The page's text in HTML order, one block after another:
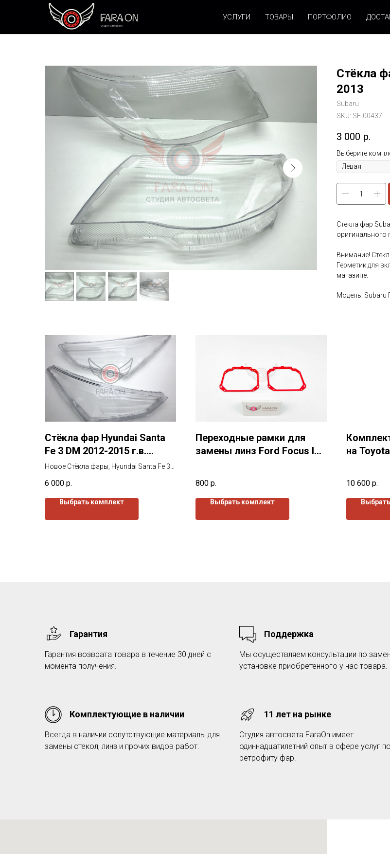
УСЛУГИ ТОВАРЫ ПОРТФОЛИО
Стёкла
2013
Subaru
SKU: SF-00437
3 000 р.
Выберите
Стекла фар
оригинального
Внимание!
Герметик для
магазине.
Модель: Subaru
Стёкла фар Hyundai Santa
Fe 3 DM 2012-2015 г.в.
дорестайлинг
Новое Стёкла фары, Hyundai Santa Fe 3
завода изготовителя. Все стекла
покрыты защитным лаком как с наружи
так и изнутри.
6 000 р.
Выбрать комплект
Переходные рамки для
замены линз Ford Focus I
800 р.
Выбрать комплект
на
10 600 р.
Гарантия
Гарантия возврата товара в течение 30 дней с
момента получения.
Поддержка
Мы осуществляем консультации по
установке приобретенного у нас товара.
Комплектующие в наличии
Всегда в наличии сопутствующие материалы для
замены стекол, линз и прочих видов работ.
11 лет на рынке
Студия автосвета FaraOn имеет
одиннадцатилетний опыт в сфере услуг по
ретрофиту фар.